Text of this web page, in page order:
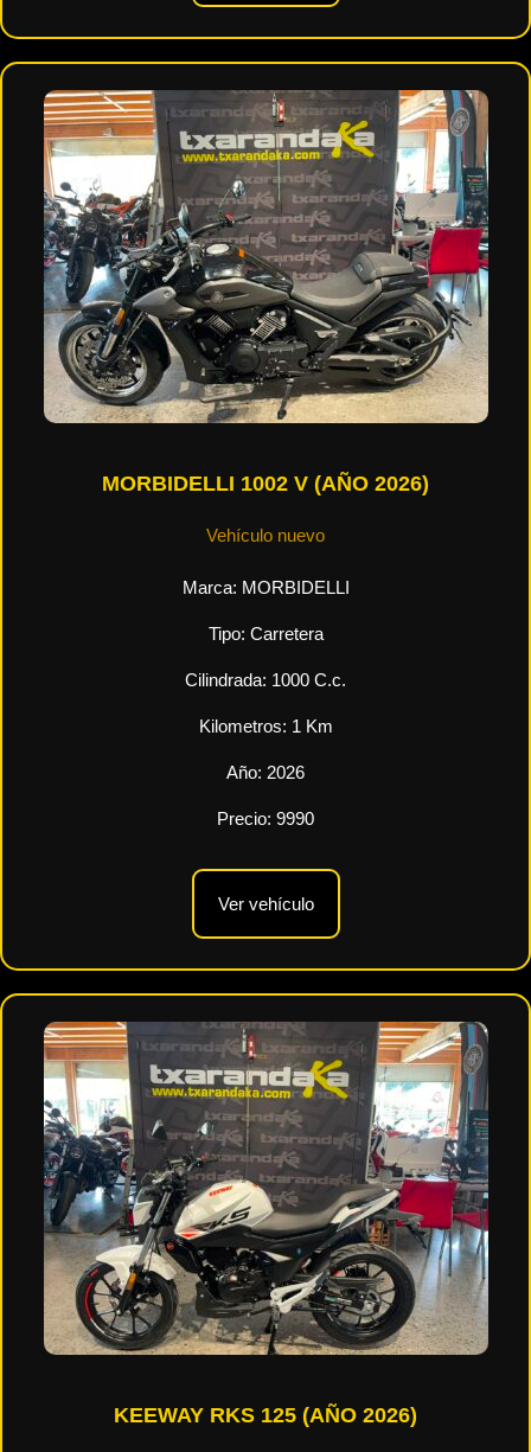
MORBIDELLI 1002 V (AÑO 2026)
Vehículo nuevo
Marca: MORBIDELLI
Tipo: Carretera
Cilindrada: 1000 C.c.
Kilometros: 1 Km
Año: 2026
Precio: 9990
Ver vehículo
KEEWAY RKS 125 (AÑO 2026)